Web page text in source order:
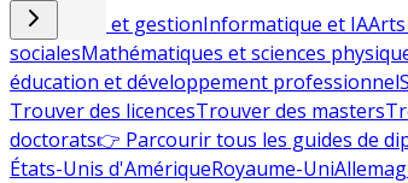
Commerce et gestionInformatique et IA
socialesMathématiques et sciences
éducation et développement professionnel
Trouver des licencesTrouver des masters
doctorats👉 Parcourir tous les guides de
États-Unis d'AmériqueRoyaume-Uni